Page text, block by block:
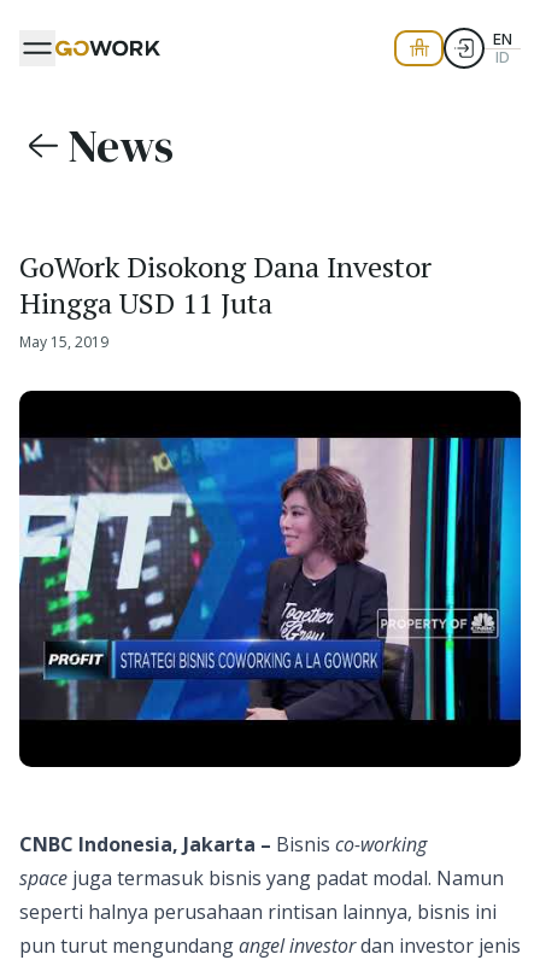
EN
ID
News
GoWork Disokong Dana Investor
Hingga USD 11 Juta
May 15, 2019
CNBC Indonesia, Jakarta – Bisnis co-working
space juga termasuk bisnis yang padat modal. Namun
seperti halnya perusahaan rintisan lainnya, bisnis ini
pun turut mengundangangel investordan investor jenis